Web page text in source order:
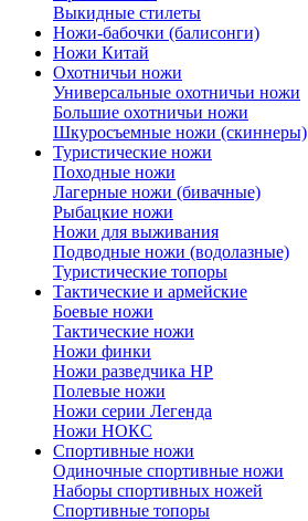
Выкидные стилеты
Ножи-бабочки (балисонги)
Ножи Китай
Охотничьи ножи
Универсальные охотничьи ножи
Большие охотничьи ножи
Шкуросъемные ножи (скиннеры)
Туристические ножи
Походные ножи
Лагерные ножи (бивачные)
Рыбацкие ножи
Ножи для выживания
Подводные ножи (водолазные)
Туристические топоры
Тактические и армейские
Боевые ножи
Тактические ножи
Ножи финки
Ножи разведчика НР
Полевые ножи
Ножи серии Легенда
Ножи НОКС
Спортивные ножи
Одиночные спортивные ножи
Наборы спортивных ножей
Спортивные топоры